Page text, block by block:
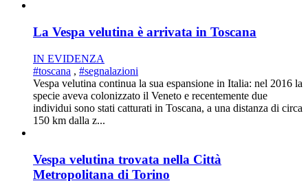
La Vespa velutina è arrivata in Toscana
IN EVIDENZA
#toscana , #segnalazioni
Vespa velutina continua la sua espansione in Italia: nel 2016 la
specie aveva colonizzato il Veneto e recentemente due
individui sono stati catturati in Toscana, a una distanza di circa
150 km dalla z...
Vespa velutina trovata nella Città
Metropolitana di Torino